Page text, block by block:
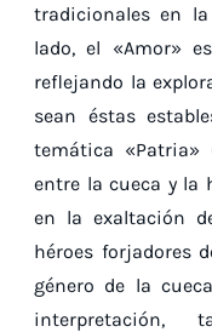
tradicionales en
lado, el «Amor»
reflejando la
sean éstas
temática «Patria»
entre la cueca y la
en la exaltación
héroes forjadores
género de la